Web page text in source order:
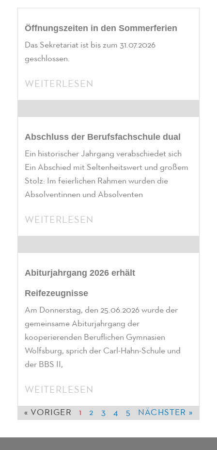
Öffnungszeiten in den Sommerferien
Das Sekretariat ist bis zum 31.07.2026
geschlossen.
WEITERLESEN
Abschluss der Berufsfachschule dual
Ein historischer Jahrgang verabschiedet sich
Ein Abschied mit Seltenheitswert und großem
Stolz: Im feierlichen Rahmen wurden die
Absolventinnen und Absolventen
WEITERLESEN
Abiturjahrgang 2026 erhält
Reifezeugnisse
Am Donnerstag, den 25.06.2026 wurde der
gemeinsame Abiturjahrgang der
kooperierenden Beruflichen Gymnasien
Wolfsburg, sprich der Carl-Hahn-Schule und
der BBS II,
WEITERLESEN
« VORIGER 1 2 3 4 5 NÄCHSTER »